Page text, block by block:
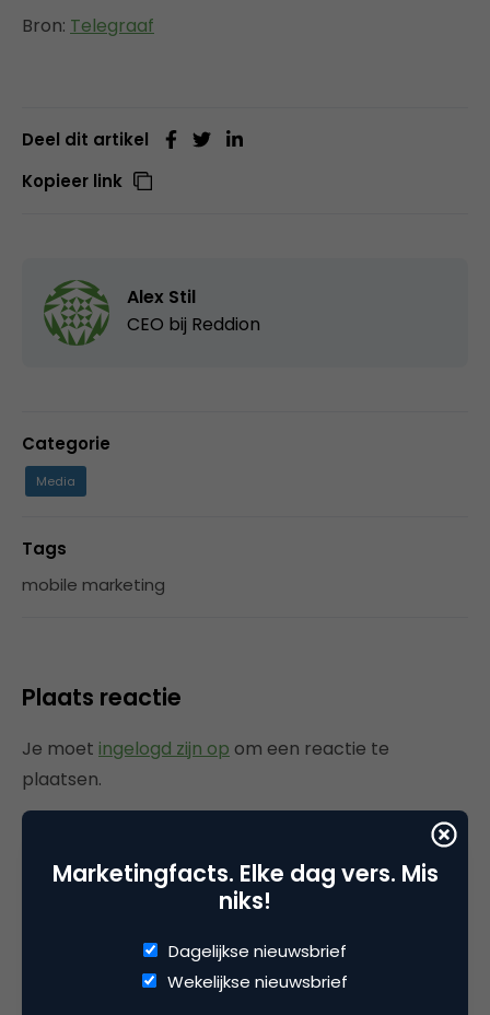
Bron: Telegraaf
Deel dit artikel
Kopieer link
Alex Stil
CEO bij Reddion
Categorie
Media
Tags
mobile marketing
Plaats reactie
Je moet ingelogd zijn op om een reactie te
plaatsen.
Gerelateerde artikelen
Marketingfacts Zomercheck –
Vita Kovalenko
Marketingfacts. Elke dag vers. Mis
niks!
Dagelijkse nieuwsbrief
Wekelijkse nieuwsbrief